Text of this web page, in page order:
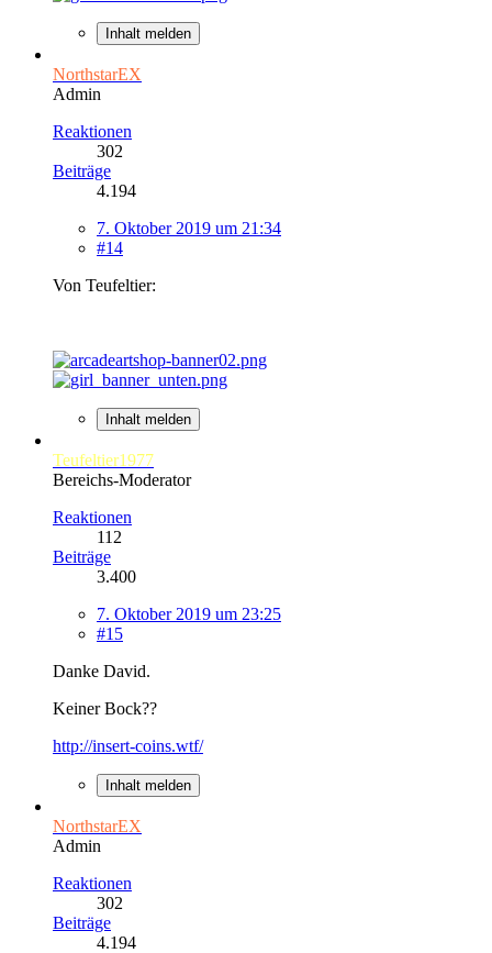
Inhalt melden
NorthstarEX
Admin
Reaktionen
302
Beiträge
4.194
7. Oktober 2019 um 21:34
#14
Von Teufeltier:
Inhalt melden
Teufeltier1977
Bereichs-Moderator
Reaktionen
112
Beiträge
3.400
7. Oktober 2019 um 23:25
#15
Danke David.
Keiner Bock??
http://insert-coins.wtf/
Inhalt melden
NorthstarEX
Admin
Reaktionen
302
Beiträge
4.194